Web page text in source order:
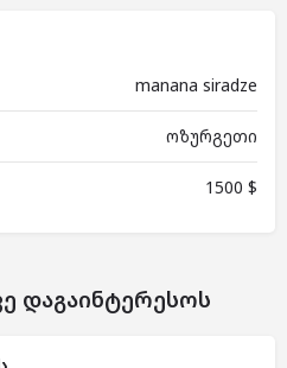
manana siradze
ოზურგეთი
1500 $
დაგაინტერესოს